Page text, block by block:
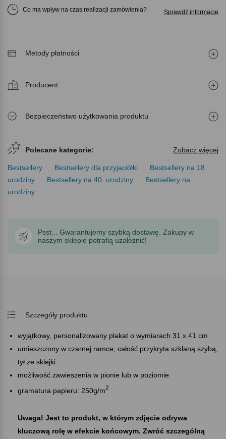
Co ma wpływ na czas realizacji zamówienia Sprawdź informacje
Metody płatności
Producent
Bezpieczeństwo użytkowania produktu
Polecane kategorie: Zobacz więcej
Bestsellery Bestsellery dla przyjaciółki
Bestsellery na 18
urodziny
Bestsellery na 40. urodziny
Bestsellery na
urodziny
Psst... Gwarantujemy szybką dostawę. Zakupy w
naszym sklepie potrafią uzależnić!
Szczegóły produktu
wyjątkowy, personalizowany plakat o wymiarach 31 x 41 cm
umieszczony w czarnej ramce, całość przykryta szklaną szybą,
tył ze sklejki
możliwość zawieszenia w pionie lub w poziomie
gramatura papieru: 250g/m2
Uwaga! Jest to produkt, w którym zdjęcie odrywa
kluczową rolę w efekcie końcowym. Zwróć szczególną